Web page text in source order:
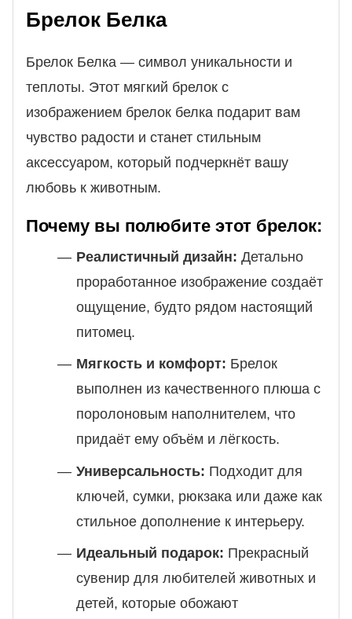
Брелок Белка
Брелок Белка — символ уникальности и
теплоты. Этот мягкий брелок с
изображением брелок белка подарит вам
чувство радости и станет стильным
аксессуаром, который подчеркнёт вашу
любовь к животным.
Почему вы полюбите этот брелок:
Реалистичный дизайн: Детально
проработанное изображение создаёт
ощущение, будто рядом настоящий
питомец.
Мягкость и комфорт: Брелок
выполнен из качественного плюша с
поролоновым наполнителем, что
придаёт ему объём и лёгкость.
Универсальность: Подходит для
ключей, сумки, рюкзака или даже как
стильное дополнение к интерьеру.
Идеальный подарок: Прекрасный
сувенир для любителей животных и
детей, которые обожают